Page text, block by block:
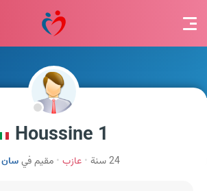
Houssine 1
24 سنة عازب مقيم فيسان